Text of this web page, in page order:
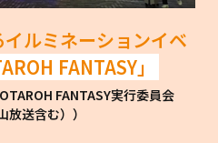
ルミネーションイベ
FANTASY」
FANTASY実行委員会
放送含む））